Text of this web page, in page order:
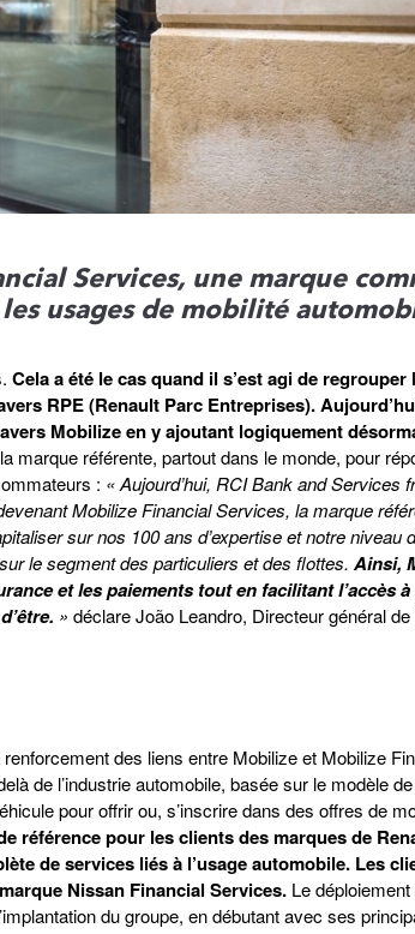
Services, une marque
usages de mobilité
Cela a été le cas quand il s’est agi de
RPE (Renault Parc Entreprises).
Mobilize en y ajoutant logiquement
marque référente, partout dans le monde, pour
: « Aujourd’hui, RCI Bank and Services
Mobilize Financial Services, la marque
sur nos 100 ans d’expertise et notre niveau
le segment des particuliers et des flottes. Ainsi,
et les paiements tout en facilitant l’accès
» déclare João Leandro, Directeur général
des liens entre Mobilize et Mobilize
de l’industrie automobile, basée sur le modèle
pour offrir ou, s’inscrire dans des offres de
référence pour les clients des marques de
de services liés à l’usage automobile. Les
Nissan Financial Services. Le
du groupe, en débutant avec ses